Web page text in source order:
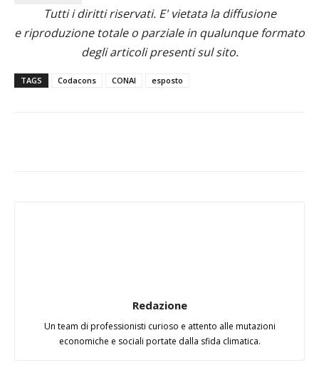
Tutti i diritti riservati. E' vietata la diffusione
e riproduzione totale o parziale in qualunque formato
degli articoli presenti sul sito.
TAGS Codacons CONAI esposto
Redazione
Un team di professionisti curioso e attento alle mutazioni
economiche e sociali portate dalla sfida climatica.